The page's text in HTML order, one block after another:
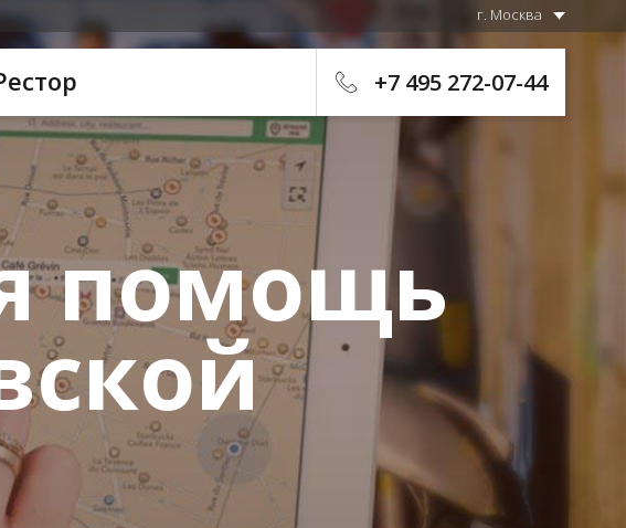
г. Москва
+7 495 272-07-44
помощь